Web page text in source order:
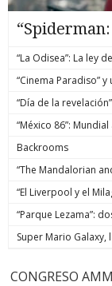
“La Odisea”: La ley
“Cinema Paradiso”
“Día de la
“México 86”:
Backrooms
“The Mandalorian
“El Liverpool y el
“Parque Lezama”:
Super Mario Galaxy,
CONGRESO